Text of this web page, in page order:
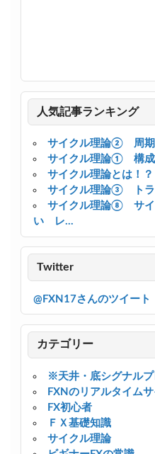
人気記事ランキング
サイクル理論② 周期
サイクル理論① 構成
サイクル理論とは！
サイクル理論③ トラ
サイクル理論⑧ サイ
い レ...
Twitter
@FXN17さんのツイート
カテゴリー
※天井・底シグナルプ
FXNのリアルタイム
FX初心者
ＦＸ基礎知識
サイクル理論